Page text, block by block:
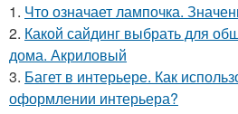
1. Что означает лампочка.
2. Какой сайдинг выбрать для
дома. Акриловый
3. Багет в интерьере. Как
оформлении интерьера?